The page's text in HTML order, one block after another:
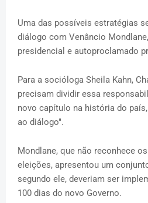
Uma das possíveis estratégias
diálogo com Venâncio
presidencial e autoproclamado
Para a socióloga Sheila Kahn,
precisam dividir essa
novo capítulo na história do
ao diálogo".
Mondlane, que não reconhece
eleições, apresentou um
segundo ele, deveriam ser
100 dias do novo Governo.